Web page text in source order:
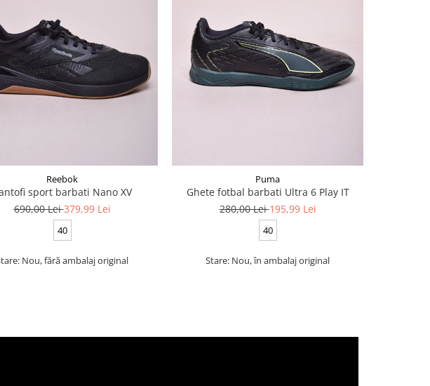
Reebok
sport barbati Nano XV
690,00 Lei379,99 Lei
40
Nou, fără ambalaj original
Puma
Ghete fotbal barbati Ultra 6 Play IT
280,00 Lei195,99 Lei
40
Stare: Nou, în ambalaj original